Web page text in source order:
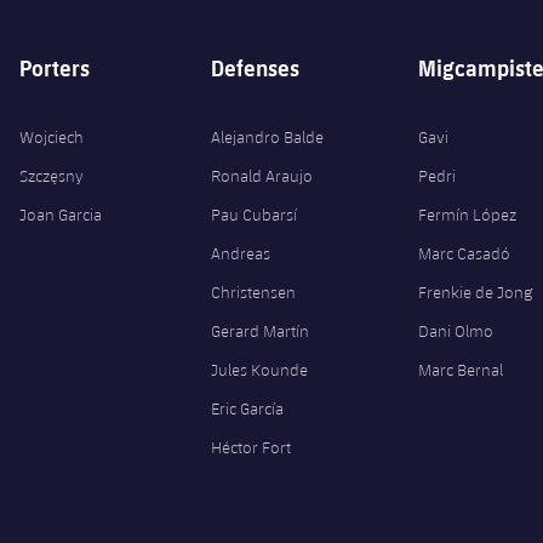
Porters
Wojciech
Szczęsny
Joan Garcia
Defenses
Alejandro Balde
Ronald Araujo
Pau Cubarsí
Andreas
Christensen
Gerard Martín
Jules Kounde
Eric García
Héctor Fort
Gavi
Pedri
Fermín López
Marc Casadó
Frenkie de Jong
Dani Olmo
Marc Bernal